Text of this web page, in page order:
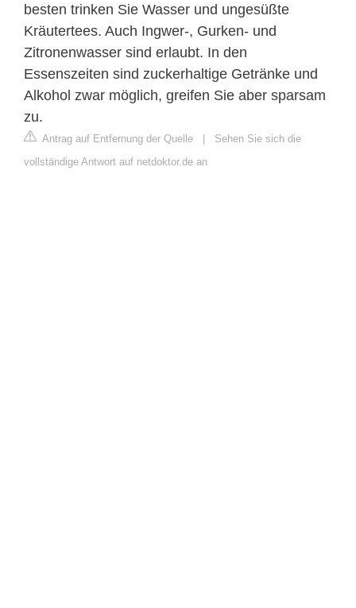
besten trinken Sie Wasser und ungesüßte
Kräutertees. Auch Ingwer-, Gurken- und
Zitronenwasser sind erlaubt. In den
Essenszeiten sind zuckerhaltige Getränke und
Alkohol zwar möglich, greifen Sie aber sparsam
zu.
Antrag auf Entfernung der Quelle | Sehen Sie sich die
vollständige Antwort auf netdoktor.de an